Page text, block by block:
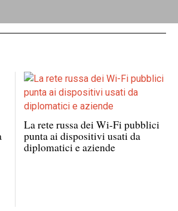
La rete russa dei Wi-Fi pubblici
punta ai dispositivi usati da
diplomatici e aziende